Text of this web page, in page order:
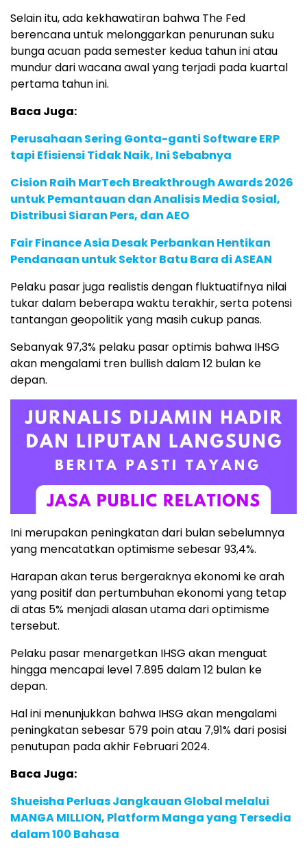
Selain itu, ada kekhawatiran bahwa The Fed
berencana untuk melonggarkan penurunan suku
bunga acuan pada semester kedua tahun ini atau
mundur dari wacana awal yang terjadi pada kuartal
pertama tahun ini.
Baca Juga:
Perusahaan Sering Gonta-ganti Software ERP
tapi Efisiensi Tidak Naik, Ini Sebabnya
Cision Raih MarTech Breakthrough Awards 2026
untuk Pemantauan dan Analisis Media Sosial,
Distribusi Siaran Pers, dan AEO
Fair Finance Asia Desak Perbankan Hentikan
Pendanaan untuk Sektor Batu Bara di ASEAN
Pelaku pasar juga realistis dengan fluktuatifnya nilai
tukar dalam beberapa waktu terakhir, serta potensi
tantangan geopolitik yang masih cukup panas.
Sebanyak 97,3% pelaku pasar optimis bahwa IHSG
akan mengalami tren bullish dalam 12 bulan ke
depan.
Ini merupakan peningkatan dari bulan sebelumnya
yang mencatatkan optimisme sebesar 93,4%.
Harapan akan terus bergeraknya ekonomi ke arah
yang positif dan pertumbuhan ekonomi yang tetap
di atas 5% menjadi alasan utama dari optimisme
tersebut.
Pelaku pasar menargetkan IHSG akan menguat
hingga mencapai level 7.895 dalam 12 bulan ke
depan.
Hal ini menunjukkan bahwa IHSG akan mengalami
peningkatan sebesar 579 poin atau 7,91% dari posisi
penutupan pada akhir Februari 2024.
Baca Juga:
Shueisha Perluas Jangkauan Global melalui
MANGA MILLION, Platform Manga yang Tersedia
dalam 100 Bahasa